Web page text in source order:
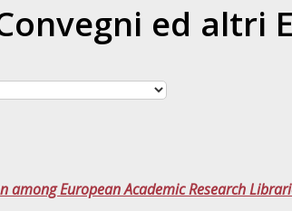
ed altri
European Academic Research